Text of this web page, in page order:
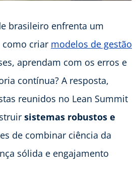
brasileiro enfrenta um
como criar modelos de gestão
aprendam com os erros e
contínua? A resposta,
reunidos no Lean Summit
sistemas robustos e
de combinar ciência da
sólida e engajamento